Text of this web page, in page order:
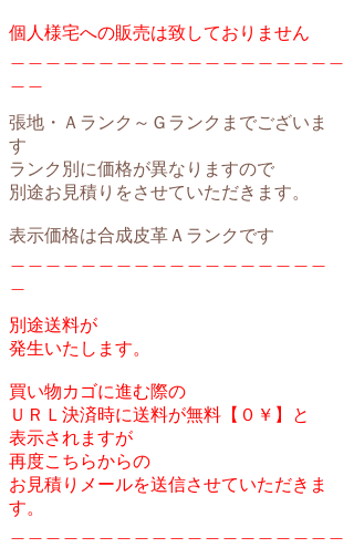
個人様宅への販売は致しておりません
張地・Ａランク～Ｇランクまでございま
す
ランク別に価格が異なりますので
別途お見積りをさせていただきます。
表示価格は合成皮革Ａランクです
別途送料が
発生いたします。
買い物カゴに進む際の
ＵＲＬ決済時に送料が無料【０￥】と
表示されますが
再度こちらからの
お見積りメールを送信させていただきま
す。